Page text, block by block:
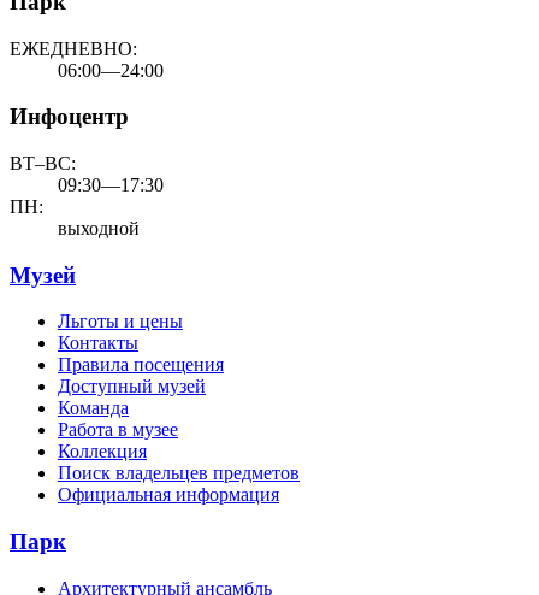
ЕЖЕДНЕВНО:
06:00—24:00
Инфоцентр
ВТ–ВС:
09:30—17:30
ПН:
выходной
Музей
Льготы и цены
Контакты
Правила посещения
Доступный музей
Команда
Работа в музее
Коллекция
Поиск владельцев предметов
Официальная информация
Парк
Архитектурный ансамбль